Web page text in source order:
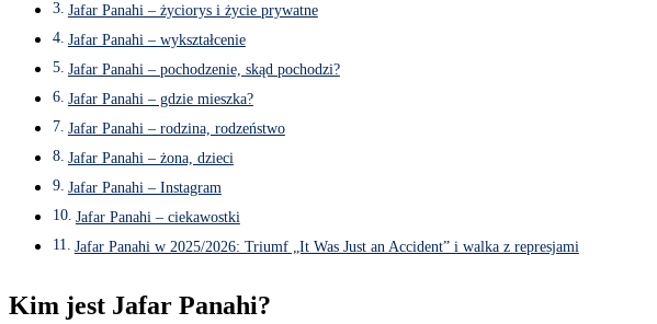
Jafar Panahi – życiorys i życie prywatne
Jafar Panahi – wykształcenie
Jafar Panahi – pochodzenie, skąd pochodzi?
Jafar Panahi – gdzie mieszka?
Jafar Panahi – rodzina, rodzeństwo
Jafar Panahi – żona, dzieci
Jafar Panahi – Instagram
Jafar Panahi – ciekawostki
Jafar Panahi w 2025/2026: Triumf „It Was Just an Accident” i walka z represjami
Kim jest Jafar Panahi?